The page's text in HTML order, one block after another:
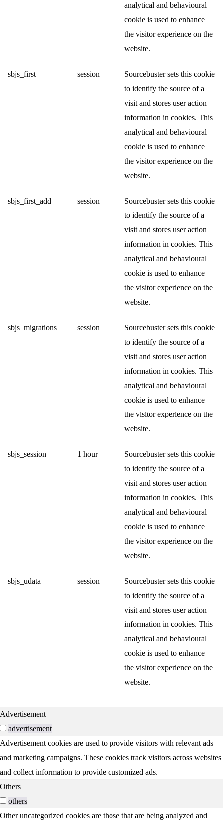
analytical and behavioural
cookie is used to enhance
the visitor experience on the
website.
sbjs_first session
Sourcebuster sets this cookie
to identify the source of a
visit and stores user action
information in cookies. This
analytical and behavioural
cookie is used to enhance
the visitor experience on the
website.
sbjs_first_add session
Sourcebuster sets this cookie
to identify the source of a
visit and stores user action
information in cookies. This
analytical and behavioural
cookie is used to enhance
the visitor experience on the
website.
sbjs_migrations session
Sourcebuster sets this cookie
to identify the source of a
visit and stores user action
information in cookies. This
analytical and behavioural
cookie is used to enhance
the visitor experience on the
website.
sbjs_session 1 hour
Sourcebuster sets this cookie
to identify the source of a
visit and stores user action
information in cookies. This
analytical and behavioural
cookie is used to enhance
the visitor experience on the
website.
sbjs_udata session
Sourcebuster sets this cookie
to identify the source of a
visit and stores user action
information in cookies. This
analytical and behavioural
cookie is used to enhance
the visitor experience on the
website.
Advertisement
advertisement
Advertisement cookies are used to provide visitors with relevant ads
and marketing campaigns. These cookies track visitors across websites
and collect information to provide customized ads.
Others
others
Other uncategorized cookies are those that are being analyzed and